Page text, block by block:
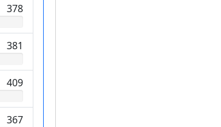
378
381
409
367